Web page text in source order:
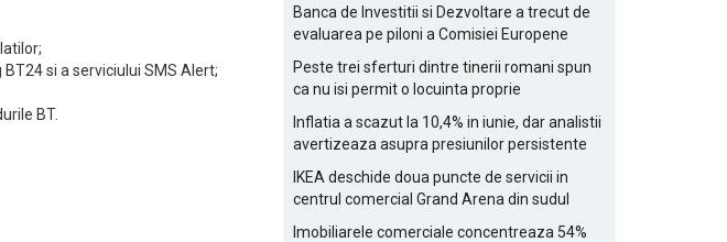
si a serviciului SMS Alert;
BT.
Banca de Investitii si Dezvoltare a trecut de
evaluarea pe piloni a Comisiei Europene
Peste trei sferturi dintre tinerii romani spun
ca nu isi permit o locuinta proprie
Inflatia a scazut la 10,4% in iunie, dar analistii
avertizeaza asupra presiunilor persistente
IKEA deschide doua puncte de servicii in
centrul comercial Grand Arena din sudul
Imobiliarele comerciale concentreaza 54%